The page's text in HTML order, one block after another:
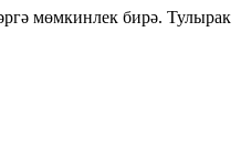
мөмкинлек бирә. Тулырак